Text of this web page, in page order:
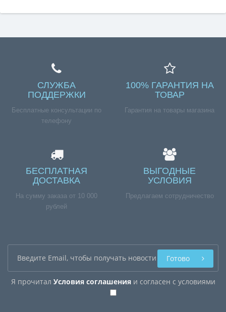
СЛУЖБА
ПОДДЕРЖКИ
Бесплатные консультации по
телефону
100% ГАРАНТИЯ НА
ТОВАР
Гарантия на товары магазина
БЕСПЛАТНАЯ
ДОСТАВКА
На сумму заказа от 10 000
рублей
ВЫГОДНЫЕ
УСЛОВИЯ
Предлагаем сотрудничество
Я прочитал Условия соглашенияи согласен с условиями
Готово